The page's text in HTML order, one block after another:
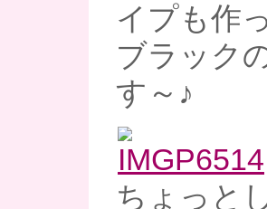
イプも作
ブラック
す～♪
ちょっと